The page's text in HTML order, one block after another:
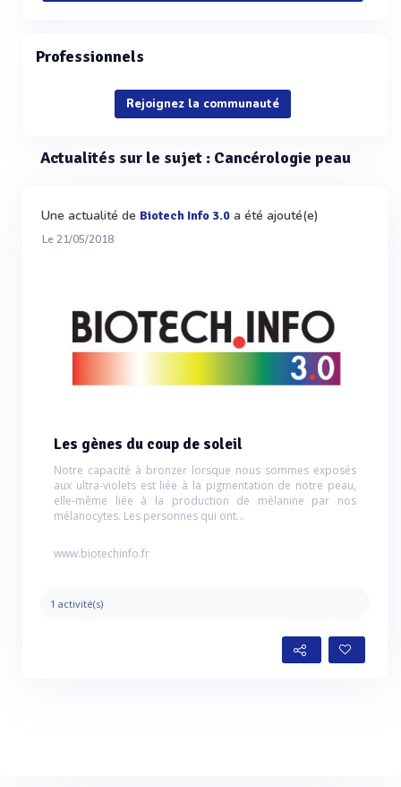
Professionnels
Rejoignez la communauté
Actualités sur le sujet : Cancérologie peau
Une actualité de Biotech Info 3.0 a été ajouté(e)
Le 21/05/2018
Les gènes du coup de soleil
Notre capacité à bronzer lorsque nous sommes exposés
aux ultra-violets est liée à la pigmentation de notre peau,
elle-même liée à la production de mélanine par nos
mélanocytes. Les personnes qui ont...
www.biotechinfo.fr
1 activité(s)